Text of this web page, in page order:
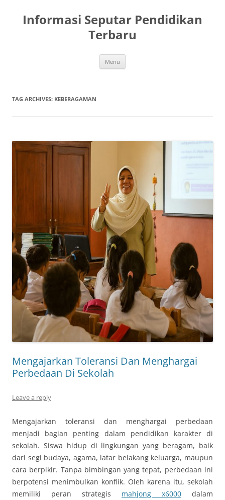
content
Informasi Seputar Pendidikan
Terbaru
Menu
TAG ARCHIVES: KEBERAGAMAN
Mengajarkan Toleransi Dan Menghargai
Perbedaan Di Sekolah
Leave a reply
Mengajarkan toleransi dan menghargai perbedaan
menjadi bagian penting dalam pendidikan karakter di
sekolah. Siswa hidup di lingkungan yang beragam, baik
dari segi budaya, agama, latar belakang keluarga, maupun
cara berpikir. Tanpa bimbingan yang tepat, perbedaan ini
berpotensi menimbulkan konflik. Oleh karena itu, sekolah
memiliki peran strategis mahjong x6000 dalam